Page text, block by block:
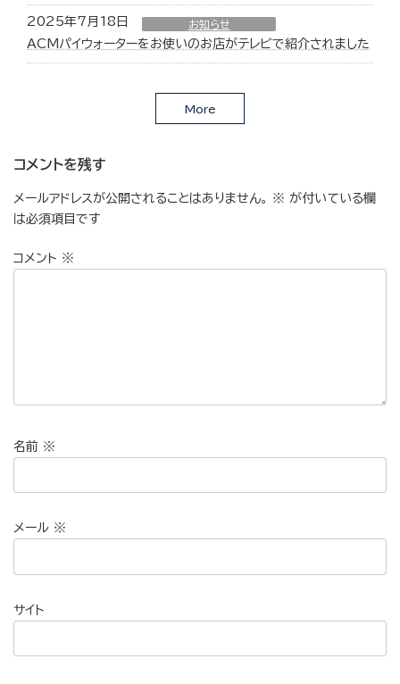
2025年7月18日 お知らせ
ACMパイウォーターをお使いのお店がテレビで紹介されました
More
コメントを残す
メールアドレスが公開されることはありません。 ※ が付いている欄
は必須項目です
コメント ※
名前 ※
メール ※
サイト